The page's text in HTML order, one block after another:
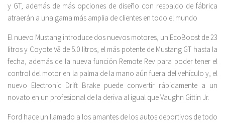
y GT, además de más opciones de diseño con respaldo de fábrica
atraerán a una gama más amplia de clientes en todo el mundo
El nuevo Mustang introduce dos nuevos motores, un EcoBoost de 23
litros y Coyote V8 de 5.0 litros, el más potente de Mustang GT hasta la
fecha, además de la nueva función Remote Rev para poder tener el
control del motor en la palma de la mano aún fuera del vehículo y, el
nuevo Electronic Drift Brake puede convertir rápidamente a un
novato en un profesional de la deriva al igual que Vaughn Gittin Jr.
Ford hace un llamado a los amantes de los autos deportivos de todo